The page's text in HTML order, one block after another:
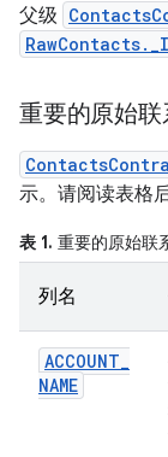
父级
重要的原始联
示。请阅读表格
表 1. 重要的原始联
列名
ACCOUNT_
NAME